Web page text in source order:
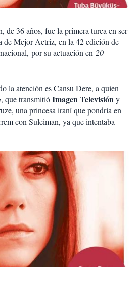
de 36 años, fue la primera turca en ser
de Mejor Actriz, en la 42 edición de
por su actuación en 20
la atención es Cansu Dere, a quien
, que transmitióImagen Televisióny
una princesa iraní que pondría en
con Suleiman, ya que intentaba